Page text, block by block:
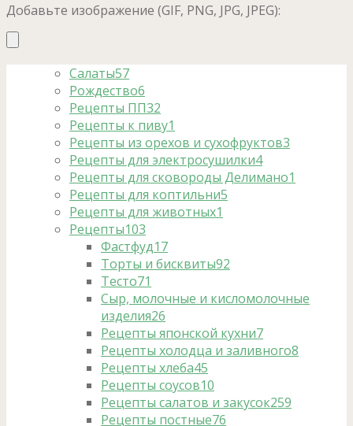
Добавьте изображение (GIF, PNG, JPG, JPEG):
Салаты57
Рождество6
Рецепты ПП32
Рецепты к пиву1
Рецепты из орехов и сухофруктов3
Рецепты для электросушилки4
Рецепты для сковороды Делимано1
Рецепты для коптильни5
Рецепты для животных1
Рецепты103
Фастфуд17
Торты и бисквиты92
Тесто71
Сыр, молочные и кисломолочные
изделия26
Рецепты японской кухни7
Рецепты холодца и заливного8
Рецепты хлеба45
Рецепты соусов10
Рецепты салатов и закусок259
Рецепты постные76